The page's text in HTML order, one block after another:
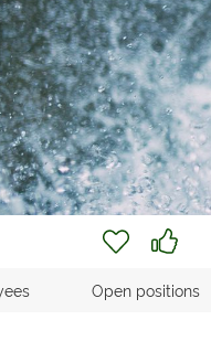
Open positions